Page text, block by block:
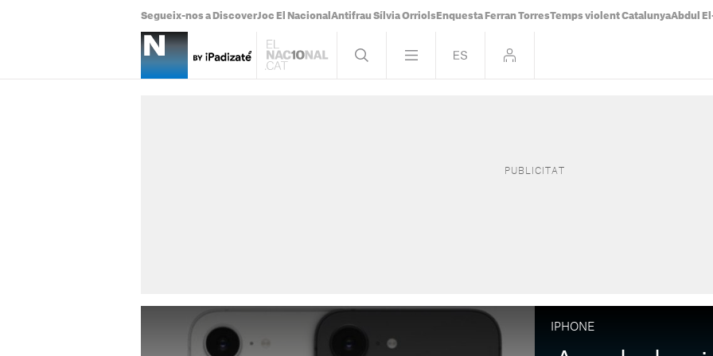
Segueix-nos a DiscoverJoc El Nacional Antifrau Sílvia Orriols Enquesta Ferran TorresTemps violent CatalunyaAbdul
IPHONE